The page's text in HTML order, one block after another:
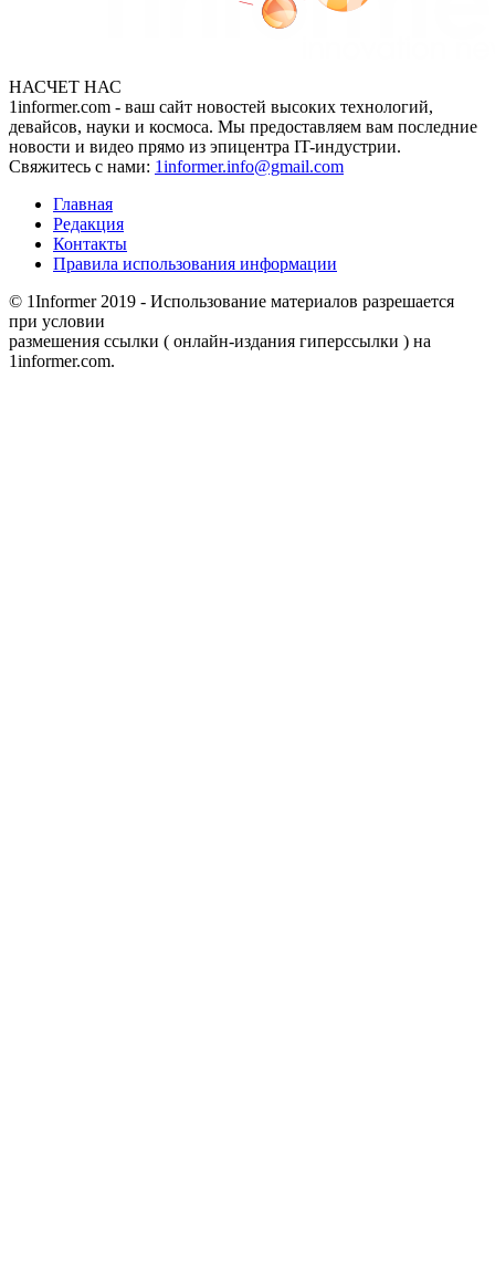
НАСЧЕТ НАС
1informer.com - ваш сайт новостей высоких технологий,
девайсов, науки и космоса. Мы предоставляем вам последние
новости и видео прямо из эпицентра IT-индустрии.
Свяжитесь с нами: 1informer.info@gmail.com
Главная
Редакция
Контакты
Правила использования информации
© 1Informer 2019 - Использование материалов разрешается
при условии
размешения ссылки ( онлайн-издания гиперссылки ) на
1informer.com.